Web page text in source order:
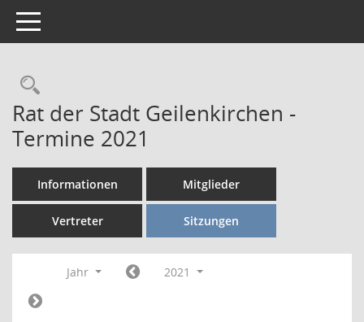
Toggle navigation
Rechercheauswahl
Rat der Stadt Geilenkirchen -
Termine 2021
Informationen Mitglieder
Vertreter Sitzungen
Jahr 2021